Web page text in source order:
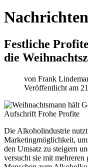
Nachrichten
Festliche
die
von Frank
Veröffentlicht am
Die Alkoholindustrie
Marketingmöglichkeit,
den Umsatz zu steigern
versucht sie mit mehreren